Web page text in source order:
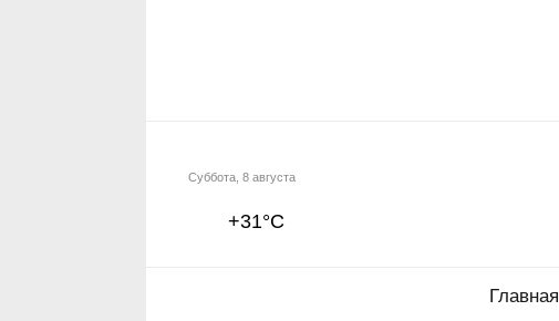
Главная
+31°C
Суббота, 8 августа